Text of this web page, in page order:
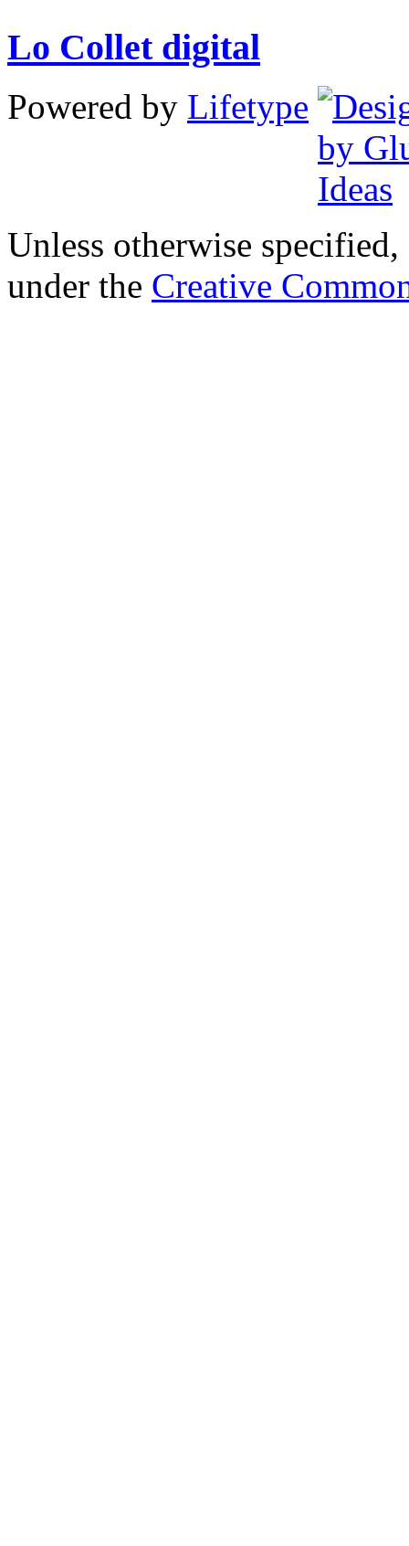
Lo Collet digital
Powered by Lifetype
Unless otherwise
under the Creative